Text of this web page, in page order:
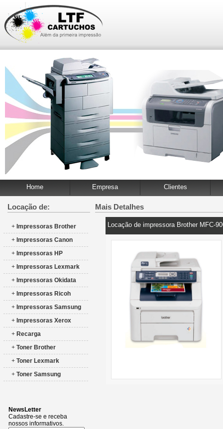
Home Empresa Clientes
Locação de:
+ Impressoras Brother
+ Impressoras Canon
+ Impressoras HP
+ Impressoras Lexmark
+ Impressoras Okidata
+ Impressoras Ricoh
+ Impressoras Samsung
+ Impressoras Xerox
+ Recarga
+Toner Brother
+Toner Lexmark
+Toner Samsung
NewsLetter
Cadastre-se e receba
nossos informativos.
Mais Detalhes
Locação de impressora Brother MFC-